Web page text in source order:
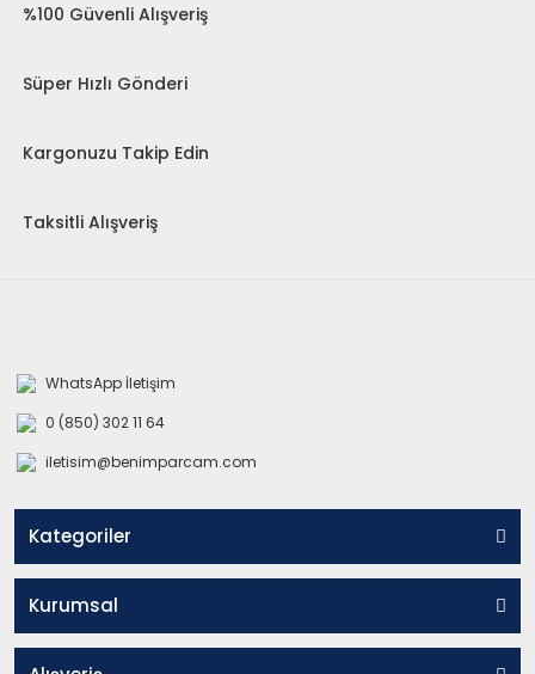
%100 Güvenli Alışveriş
Süper Hızlı Gönderi
Kargonuzu Takip Edin
Taksitli Alışveriş
WhatsApp İletişim
0 (850) 302 11 64
iletisim@benimparcam.com
Kategoriler
Kurumsal